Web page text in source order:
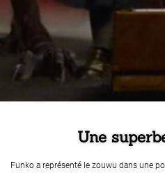
Une
Funko a représenté le zouwu dans une